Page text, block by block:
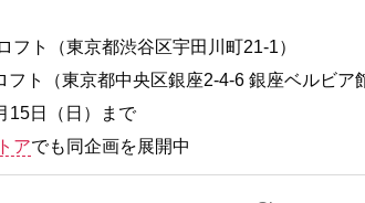
フト（東京都渋⾕区宇⽥川町21-1）
ト（東京都中央区銀座2-4-6 銀座ベルビア
15⽇（⽇）まで
アでも同企画を展開中